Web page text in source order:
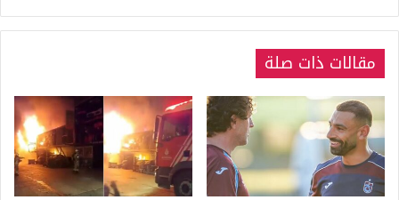
الذهب،
الذهب،
نصف
الذهب،
الليرة
الذهبية
الكاملة
مقالات ذات صلة